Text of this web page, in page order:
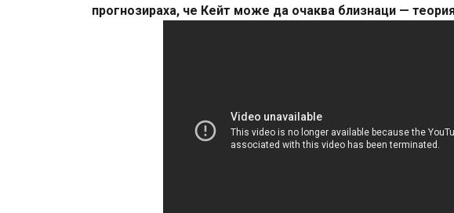
прогнозираха, че Кейт може да очаква близнаци —